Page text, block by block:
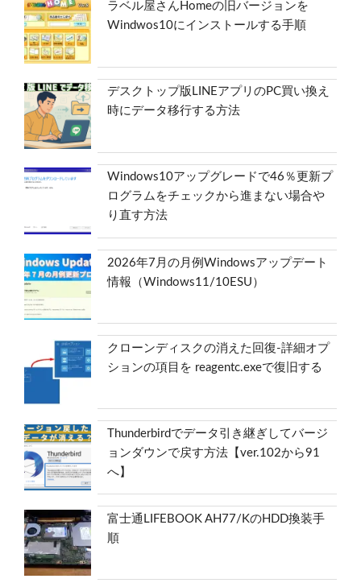
ラベル屋さんHomeの旧バージョンを
Windwos10にインストールする手順
デスクトップ版LINEアプリのPC買い換え
時にデータ移行する方法
Windows10アップグレードで46％更新プ
ログラムをチェックから進まない場合や
り直す方法
2026年7月の月例Windowsアップデート
情報（Windows11/10ESU）
クローンディスクの消えた回復-詳細オプ
ションの項目を reagentc.exeで復旧する
Thunderbirdでデータ引き継ぎしてバージ
ョンダウンで戻す方法【ver.102から91
へ】
富士通LIFEBOOK AH77/KのHDD換装手
順